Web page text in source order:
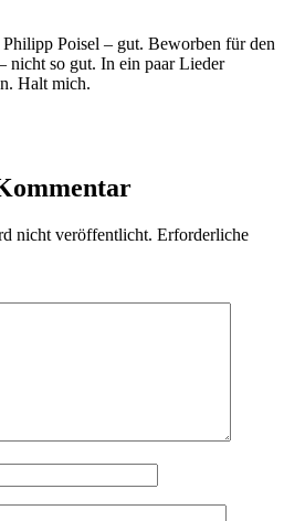
Poisel – gut. Beworben für den
nicht so gut. In ein paar Lieder
Halt mich.
nicht veröffentlicht. Erforderliche